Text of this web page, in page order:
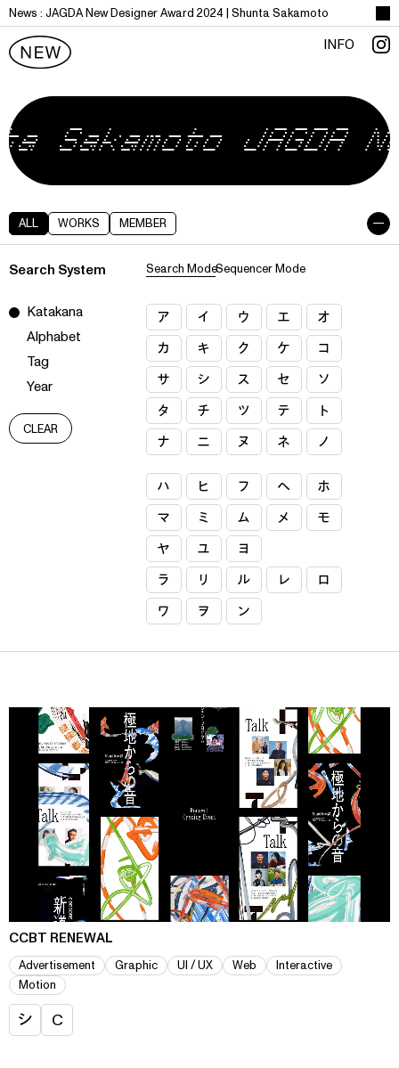
News : JAGDANewDesignerAward 2024| ShuntaSakamoto
INFO
ALL WORKS MEMBER
Search System
Katakana
Katakana
Alphabet
Alphabet
Tag
Tag
Year
Year
CLEAR
Search Mode
Search ModeSequencer Mode
Sequencer Mode
ア イ ウ エ
オ
カ
キ ク ケ
コ
サ
シ ス セ
ソ
タ
チ ツ テ
ト
ナ
ニ ヌ ネ ノ
ハ ヒ フ ヘ
ホ
マ
ミ ム メ
モ
ヤ
ユ
ヨ
ラ
リ ル レ
ロ
ワ
ヲ ン
CCBT RENEWAL
Advertisement Graphic UI / UX Web
Interactive
Motion
シ C